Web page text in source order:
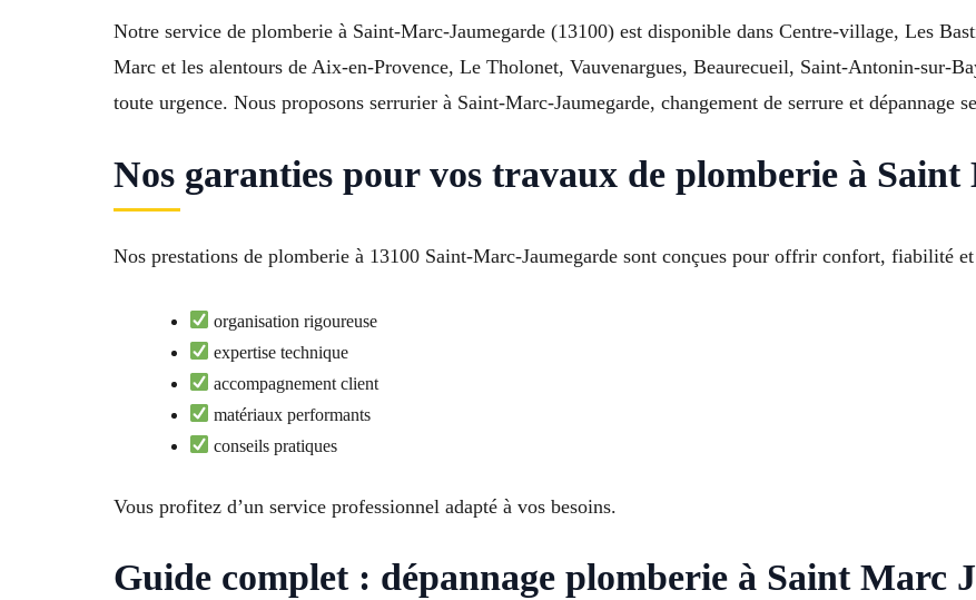
Notre service de plomberie à Saint-Marc-Jaumegarde (13100) est disponible dans Centre-village, Les
Marc et les alentours de Aix-en-Provence, Le Tholonet, Vauvenargues, Beaurecueil, Saint-Antonin-sur-
toute urgence. Nous proposons serrurier à Saint-Marc-Jaumegarde, changement de serrure et dépannage
Nos garanties pour vos travaux de plomberie à
Nos prestations de plomberie à 13100 Saint-Marc-Jaumegarde sont conçues pour offrir confort, fiabilité et
organisation rigoureuse
expertise technique
accompagnement client
matériaux performants
conseils pratiques
Vous profitez d’un service professionnel adapté à vos besoins.
Guide complet : dépannage plomberie à Saint Marc